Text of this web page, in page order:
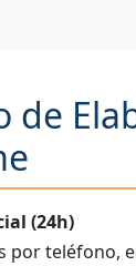
de
(24h)
por teléfono,